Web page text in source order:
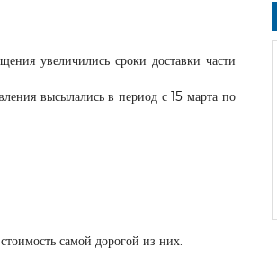
увеличились сроки доставки части
высылались в период с 15 марта по
самой дорогой из них.